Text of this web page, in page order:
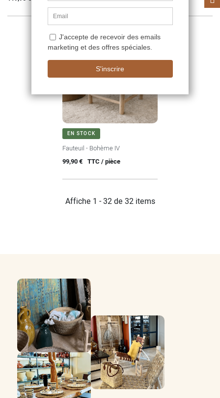
EN STOCK
Fauteuil - Bohème IV
Prix
99,90 € TTC / pièce
Affiche 1 - 32 de 32 items